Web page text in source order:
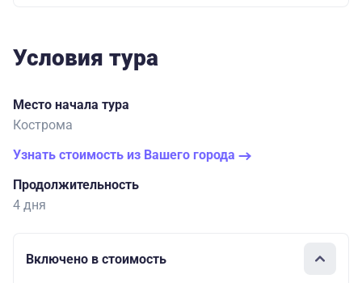
Условия тура
Место начала тура
Кострома
Узнать стоимость из Вашего города
Продолжительность
4 дня
Включено в стоимость